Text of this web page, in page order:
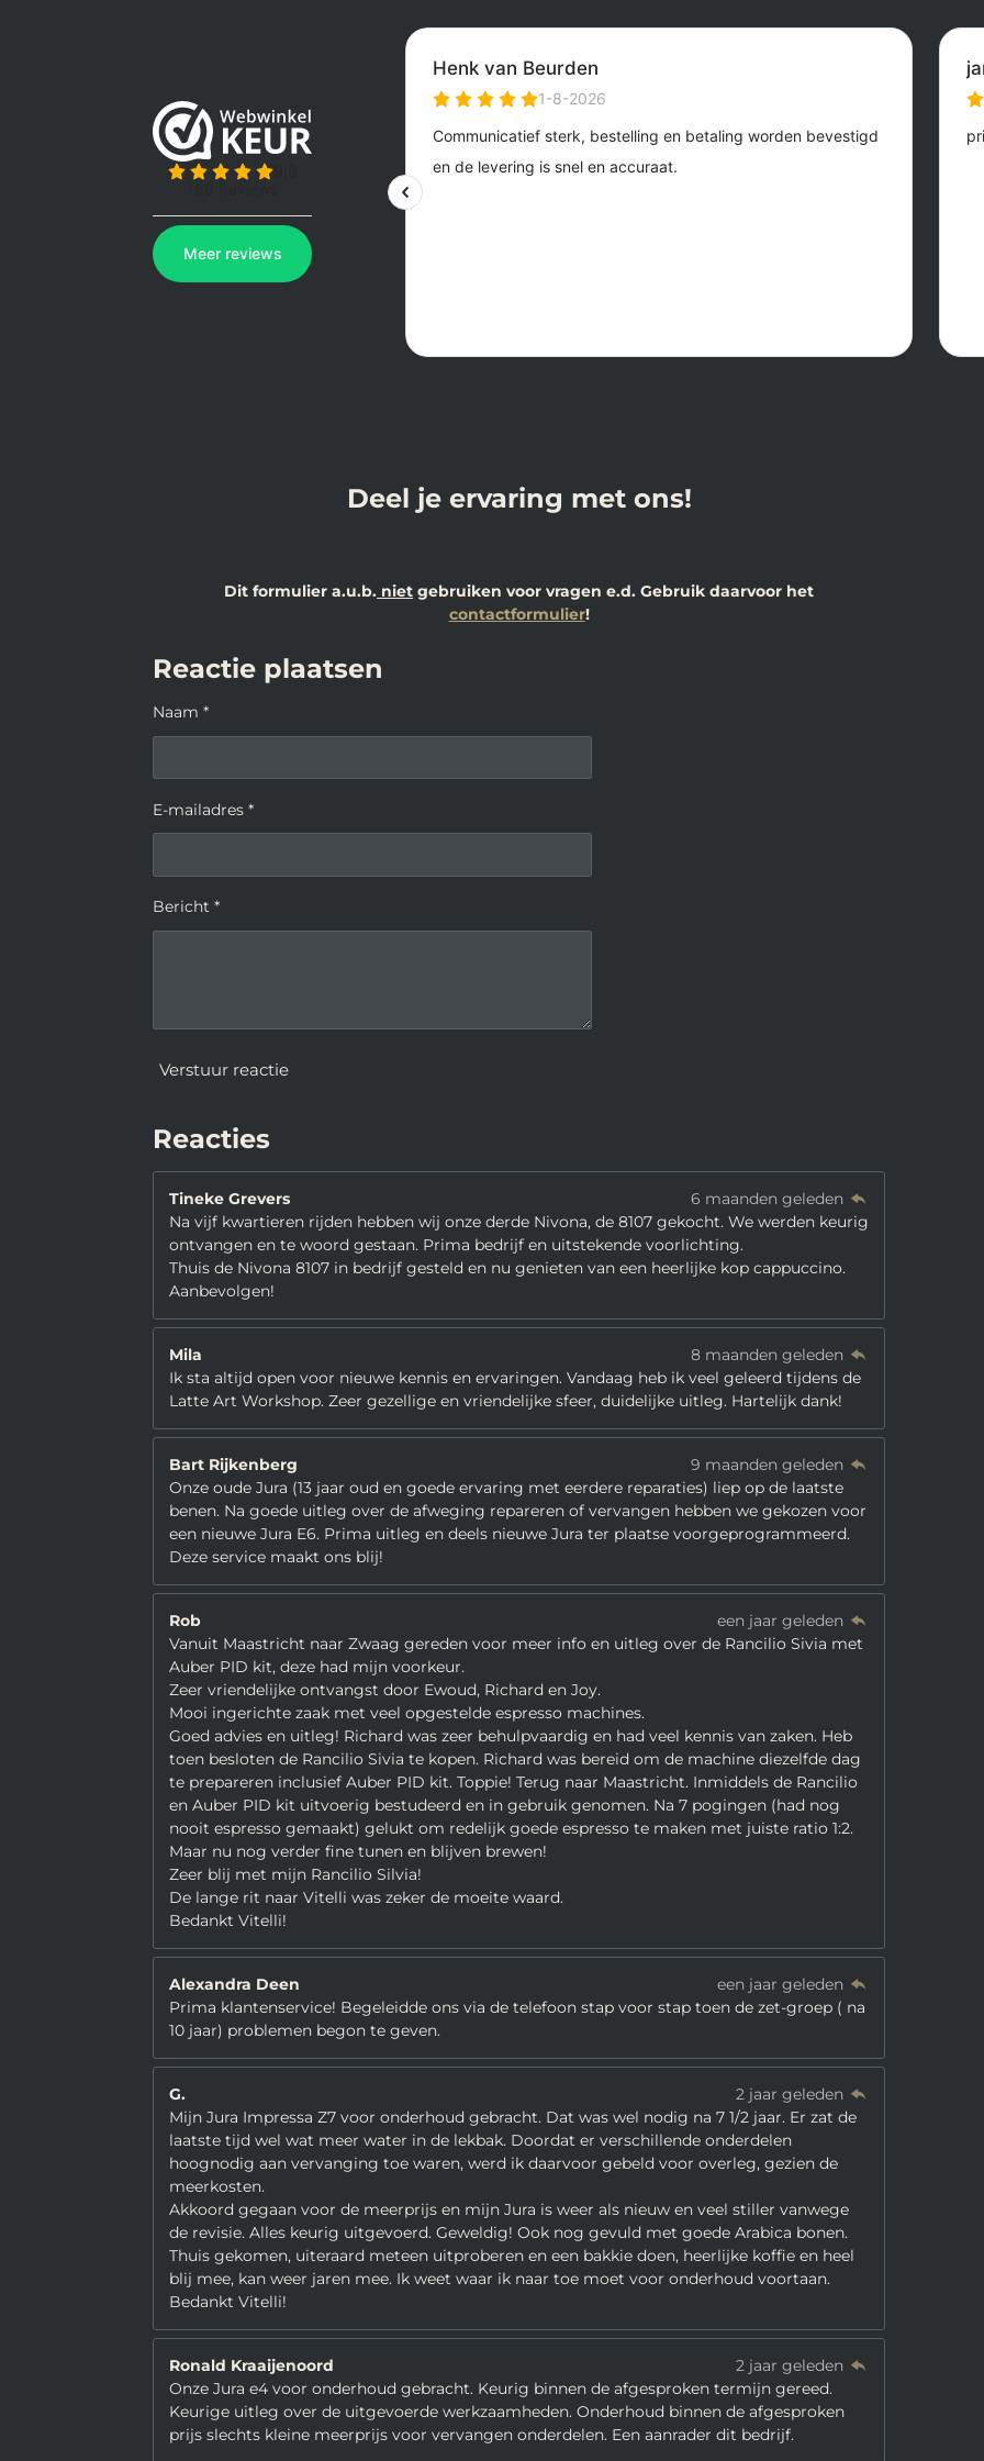
Deel je ervaring met ons!
Dit formulier a.u.b. niet gebruiken voor vragen e.d. Gebruik daarvoor het
contactformulier!
Reactie plaatsen
Naam *
E-mailadres *
Bericht *
Verstuur reactie
Reacties
Tineke Grevers
6 maanden geleden
Na vijf kwartieren rijden hebben wij onze derde Nivona, de 8107 gekocht. We werden keurig
ontvangen en te woord gestaan. Prima bedrijf en uitstekende voorlichting.
Thuis de Nivona 8107 in bedrijf gesteld en nu genieten van een heerlijke kop cappuccino.
Aanbevolgen!
Mila
8 maanden geleden
Ik sta altijd open voor nieuwe kennis en ervaringen. Vandaag heb ik veel geleerd tijdens de
Latte Art Workshop. Zeer gezellige en vriendelijke sfeer, duidelijke uitleg. Hartelijk dank!
Bart Rijkenberg
9 maanden geleden
Onze oude Jura (13 jaar oud en goede ervaring met eerdere reparaties) liep op de laatste
benen. Na goede uitleg over de afweging repareren of vervangen hebben we gekozen voor
een nieuwe Jura E6. Prima uitleg en deels nieuwe Jura ter plaatse voorgeprogrammeerd.
Deze service maakt ons blij!
Rob
een jaar geleden
Vanuit Maastricht naar Zwaag gereden voor meer info en uitleg over de Rancilio Sivia met
Auber PID kit, deze had mijn voorkeur.
Zeer vriendelijke ontvangst door Ewoud, Richard en Joy.
Mooi ingerichte zaak met veel opgestelde espresso machines.
Goed advies en uitleg! Richard was zeer behulpvaardig en had veel kennis van zaken. Heb
toen besloten de Rancilio Sivia te kopen. Richard was bereid om de machine diezelfde dag
te prepareren inclusief Auber PID kit. Toppie! Terug naar Maastricht. Inmiddels de Rancilio
en Auber PID kit uitvoerig bestudeerd en in gebruik genomen. Na 7 pogingen (had nog
nooit espresso gemaakt) gelukt om redelijk goede espresso te maken met juiste ratio 1:2.
Maar nu nog verder fine tunen en blijven brewen!
Zeer blij met mijn Rancilio Silvia!
De lange rit naar Vitelli was zeker de moeite waard.
Bedankt Vitelli!
Alexandra Deen
een jaar geleden
Prima klantenservice! Begeleidde ons via de telefoon stap voor stap toen de zet-groep ( na
10 jaar) problemen begon te geven.
G.
2 jaar geleden
Mijn Jura Impressa Z7 voor onderhoud gebracht. Dat was wel nodig na 7 1/2 jaar. Er zat de
laatste tijd wel wat meer water in de lekbak. Doordat er verschillende onderdelen
hoognodig aan vervanging toe waren, werd ik daarvoor gebeld voor overleg, gezien de
meerkosten.
Akkoord gegaan voor de meerprijs en mijn Jura is weer als nieuw en veel stiller vanwege
de revisie. Alles keurig uitgevoerd. Geweldig! Ook nog gevuld met goede Arabica bonen.
Thuis gekomen, uiteraard meteen uitproberen en een bakkie doen, heerlijke koffie en heel
blij mee, kan weer jaren mee. Ik weet waar ik naar toe moet voor onderhoud voortaan.
Bedankt Vitelli!
Ronald Kraaijenoord
2 jaar geleden
Onze Jura e4 voor onderhoud gebracht. Keurig binnen de afgesproken termijn gereed.
Keurige uitleg over de uitgevoerde werkzaamheden. Onderhoud binnen de afgesproken
prijs slechts kleine meerprijs voor vervangen onderdelen. Een aanrader dit bedrijf.